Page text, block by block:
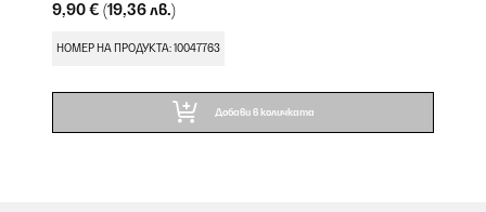
9,90 € (19,36 лв.)
НОМЕР НА ПРОДУКТА: 10047763
Добави в количката